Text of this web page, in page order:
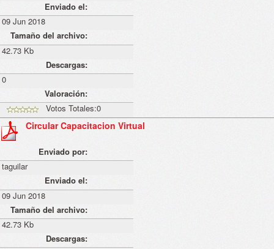
Enviado el:
09 Jun 2018
Tamaño del archivo:
42.73 Kb
Descargas:
0
Valoración:
Votos Totales:0
Circular Capacitacion Virtual
Enviado por:
taguilar
Enviado el:
09 Jun 2018
Tamaño del archivo:
42.73 Kb
Descargas: